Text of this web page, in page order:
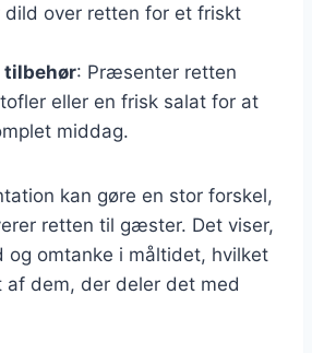
dild over retten for et friskt
tilbehør: Præsenter retten
eller en frisk salat for at
middag.
kan gøre en stor forskel,
retten til gæster. Det viser,
og omtanke i måltidet, hvilket
dem, der deler det med